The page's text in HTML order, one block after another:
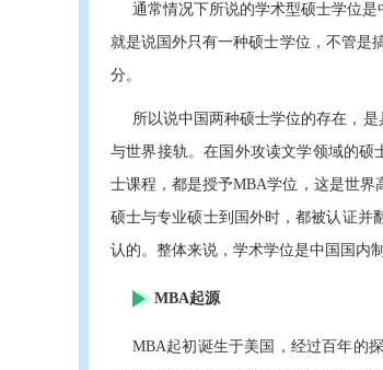
通常情况下所说的学术型硕士学位
就是说国外只有一种硕士学位，不管是
分。
所以说中国两种硕士学位的存在，
与世界接轨。在国外攻读文学领域的
士课程，都是授予MBA学位，这是世
硕士与专业硕士到国外时，都被认证并
认的。整体来说，学术学位是中国国内
MBA起源
MBA起初诞生于美国，经过百年的